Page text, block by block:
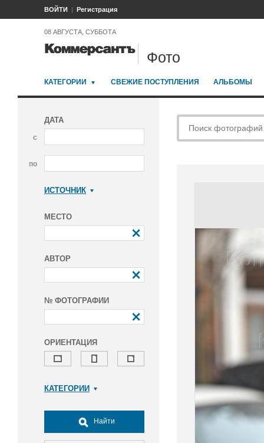
ВОЙТИ Регистрация
08 АВГУСТА, СУББОТА
Фото
КАТЕГОРИИ СВЕЖИЕ ПОСТУПЛЕНИЯ АЛЬБОМЫ
ДАТА
с
по
ИСТОЧНИК
МЕСТО
АВТОР
№ ФОТОГРАФИИ
ОРИЕНТАЦИЯ
КАТЕГОРИИ
Досуг, туризм и отдых
Культура
Найти